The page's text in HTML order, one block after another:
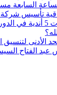
السابعة
تأسيس
لتنسيق القبول
عبد الفتاح